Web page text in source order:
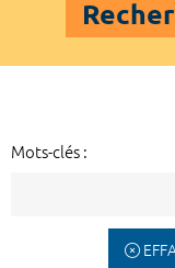
Mots-clés :